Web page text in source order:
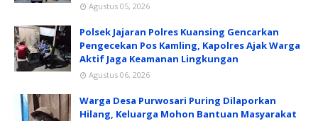
Agustus 05, 2026
Polsek Jajaran Polres Kuansing Gencarkan
Pengecekan Pos Kamling, Kapolres Ajak Warga
Aktif Jaga Keamanan Lingkungan
Agustus 06, 2026
Warga Desa Purwosari Puring Dilaporkan
Hilang, Keluarga Mohon Bantuan Masyarakat